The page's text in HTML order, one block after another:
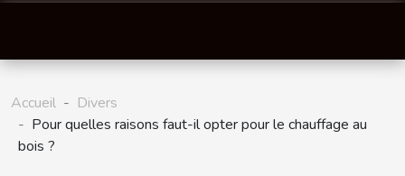
Accueil
Divers
Pour quelles raisons faut-il opter pour le chauffage au
bois ?